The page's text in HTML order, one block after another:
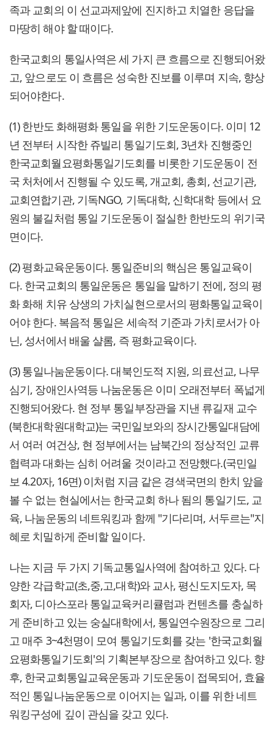
족과 교회의 이 선교과제앞에 진지하고 치열한 응답을
마땅히 해야 할 때이다.
한국교회의 통일사역은 세 가지 큰 흐름으로 진행되어왔
고, 앞으로도 이 흐름은 성숙한 진보를 이루며 지속, 향상
되어야한다.
(1) 한반도 화해평화 통일을 위한 기도운동이다. 이미 12
년 전부터 시작한 쥬빌리 통일기도회, 3년차 진행중인
한국교회월요평화통일기도회를 비롯한 기도운동이 전
국 처처에서 진행될 수 있도록, 개교회, 총회, 선교기관,
교회연합기관, 기독NGO, 기독대학, 신학대학 등에서 요
원의 불길처럼 통일 기도운동이 절실한 한반도의 위기국
면이다.
(2) 평화교육운동이다. 통일준비의 핵심은 통일교육이
다. 한국교회의 통일운동은 통일을 말하기 전에, 정의 평
화 화해 치유 상생의 가치실현으로서의 평화통일교육이
어야 한다. 복음적 통일은 세속적 기준과 가치로서가 아
닌, 성서에서 배울 샬롬, 즉 평화교육이다.
(3) 통일나눔운동이다. 대북인도적 지원, 의료선교, 나무
심기, 장애인사역등 나눔운동은 이미 오래전부터 폭넓게
진행되어왔다. 현 정부 통일부장관을 지낸 류길재 교수
(북한대학원대학교)는 국민일보와의 장시간통일대담에
서 여러 여건상, 현 정부에서는 남북간의 정상적인 교류
협력과 대화는 심히 어려울 것이라고 전망했다.(국민일
보 4.20자, 16면) 이처럼 지금 같은 경색국면의 한치 앞을
볼 수 없는 현실에서는 한국교회 하나 됨의 통일기도, 교
육, 나눔운동의 네트워킹과 함께 "기다리며, 서두르는"지
혜로 치밀하게 준비할 일이다.
나는 지금 두 가지 기독교통일사역에 참여하고 있다. 다
양한 각급학교(초,중,고,대학)와 교사, 평신도지도자, 목
회자, 디아스포라 통일교육커리큘럼과 컨텐츠를 충실하
게 준비하고 있는 숭실대학에서, 통일연수원장으로 그리
고 매주 3~4천명이 모여 통일기도회를 갖는 '한국교회월
요평화통일기도회'의 기획본부장으로 참여하고 있다. 향
후, 한국교회통일교육운동과 기도운동이 접목되어, 효율
적인 통일나눔운동으로 이어지는 일과, 이를 위한 네트
워킹구성에 깊이 관심을 갖고 있다.